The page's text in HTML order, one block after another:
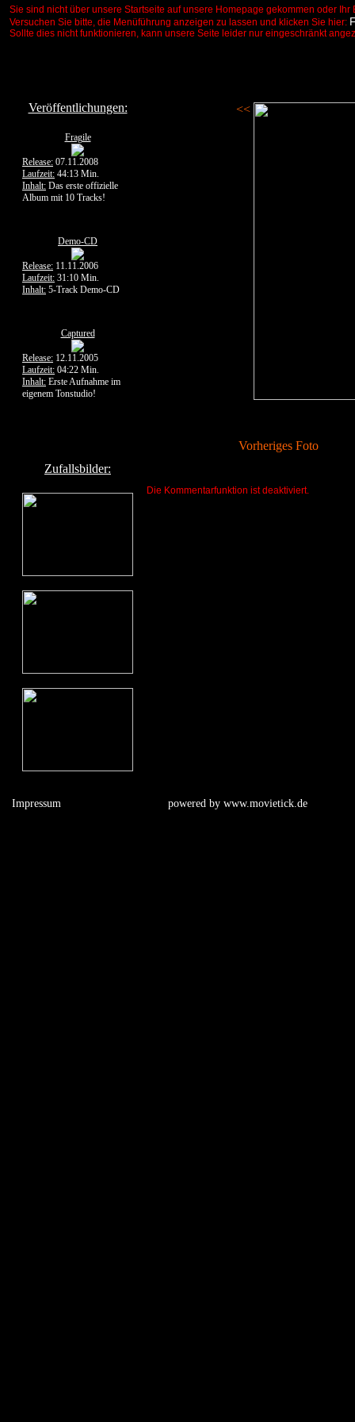
Sie sind nicht über unsere Startseite auf unsere Homepage gekommen oder
Versuchen Sie bitte, die Menüführung anzeigen zu lassen und klicken Sie hier:
Sollte dies nicht funktionieren, kann unsere Seite leider nur eingeschränkt
Veröffentlichungen:
Fragile
Release: 07.11.2008
Laufzeit: 44:13 Min.
Inhalt: Das erste offizielle
Album mit 10 Tracks!
Demo-CD
Release: 11.11.2006
Laufzeit: 31:10 Min.
Inhalt: 5-Track Demo-CD
Captured
Release: 12.11.2005
Laufzeit: 04:22 Min.
Inhalt: Erste Aufnahme im
eigenem Tonstudio!
Zufallsbilder:
<<
Vorheriges Foto
Die Kommentarfunktion ist deaktiviert.
Impressum powered by www.movietick.de